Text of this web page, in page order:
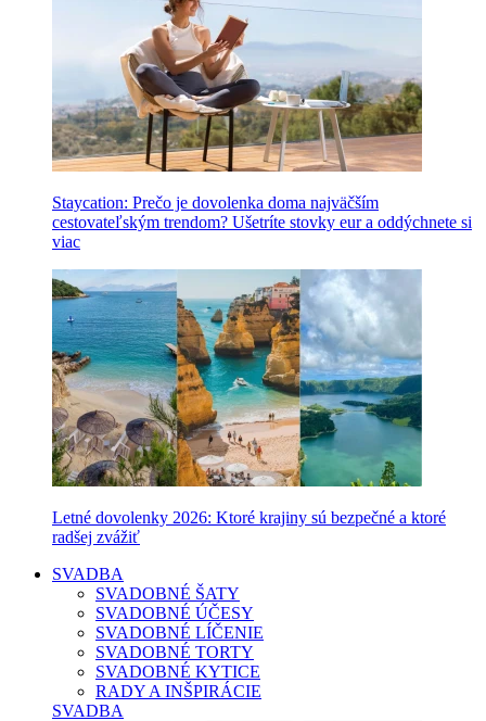
Staycation: Prečo je dovolenka doma najväčším
cestovateľským trendom? Ušetríte stovky eur a oddýchnete si
viac
Letné dovolenky 2026: Ktoré krajiny sú bezpečné a ktoré
radšej zvážiť
SVADBA
SVADOBNÉ ŠATY
SVADOBNÉ ÚČESY
SVADOBNÉ LÍČENIE
SVADOBNÉ TORTY
SVADOBNÉ KYTICE
RADY A INŠPIRÁCIE
SVADBA